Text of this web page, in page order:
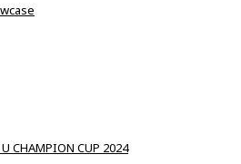
CHAMPION CUP 2024